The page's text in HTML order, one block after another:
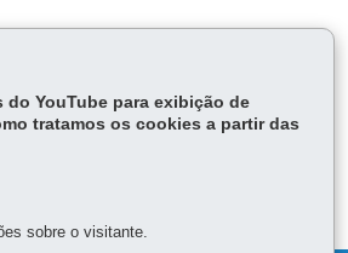
YouTube para exibição de
tratamos os cookies a partir das
sobre o visitante.